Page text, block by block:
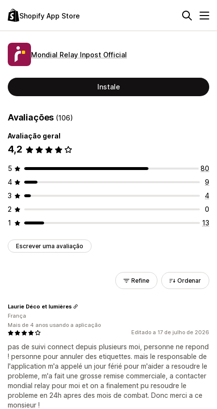
Shopify App Store
Mondial Relay Inpost Official
Instale
Avaliações (106)
Avaliação geral
4,2
5
80
4
9
3
4
2
0
1
13
Escrever uma avaliação
Refine Ordenar
Editado a 17 de julho de 2026
pas de suivi connect depuis plusieurs moi, personne ne repond
! personne pour annuler des etiquettes. mais le responsable de
l'application m'a appelé un jour férié pour m'aider a resoudre le
probleme, m'a fait une grosse remise commerciale, a contacter
mondial relay pour moi et on a finalement pu resoudre le
probleme en 24h apres des mois de combat. Donc merci a ce
monsieur !
Laurie Déco et lumières
França
Mais de 4 anos usando a aplicação